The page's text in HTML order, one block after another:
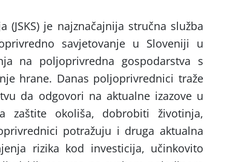
(JSKS) je najznačajnija stručna služba
savjetovanje u Sloveniji u
na poljoprivredna gospodarstva s
hrane. Danas poljoprivrednici traže
da odgovori na aktualne izazove u
zaštite okoliša, dobrobiti životinja,
potražuju i druga aktualna
rizika kod investicija, učinkovito